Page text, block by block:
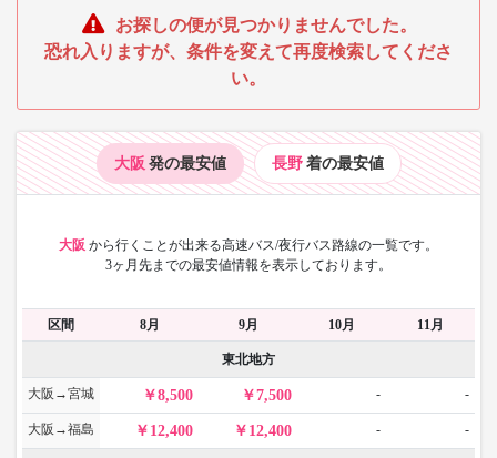
お探しの便が見つかりませんでした。
恐れ入りますが、条件を変えて再度検索してくださ
い。
大阪 発の最安値 長野 着の最安値
大阪 から行くことが出来る高速バス/夜行バス路線の一覧です。
3ヶ月先までの最安値情報を表示しております。
区間 8月 9月 10月 11月
東北地方
大阪→宮城 8,500 7,500 - -
大阪→福島 12,400 12,400 - -